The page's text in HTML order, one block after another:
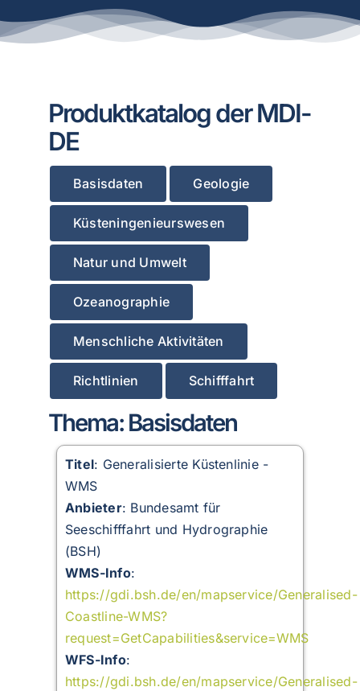
Produktkatalog der MDI-
DE
Basisdaten Geologie
Küsteningenieurswesen
Natur und Umwelt
Ozeanographie
Menschliche Aktivitäten
Richtlinien Schifffahrt
Thema: Basisdaten
Titel: Generalisierte Küstenlinie -
WMS
Anbieter: Bundesamt für
Seeschifffahrt und Hydrographie
(BSH)
WMS-Info:
https://gdi.bsh.de/en/mapservice/Generalised-
Coastline-WMS?
request=GetCapabilities&service=WMS
WFS-Info:
https://gdi.bsh.de/en/mapservice/Generalised-